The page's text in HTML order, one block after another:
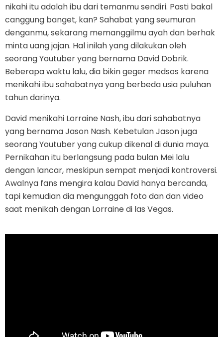
nikahi itu adalah ibu dari temanmu sendiri. Pasti bakal
canggung banget, kan? Sahabat yang seumuran
denganmu, sekarang memanggilmu ayah dan berhak
minta uang jajan. Hal inilah yang dilakukan oleh
seorang Youtuber yang bernama David Dobrik.
Beberapa waktu lalu, dia bikin geger medsos karena
menikahi ibu sahabatnya yang berbeda usia puluhan
tahun darinya.
David menikahi Lorraine Nash, ibu dari sahabatnya
yang bernama Jason Nash. Kebetulan Jason juga
seorang Youtuber yang cukup dikenal di dunia maya.
Pernikahan itu berlangsung pada bulan Mei lalu
dengan lancar, meskipun sempat menjadi kontroversi.
Awalnya fans mengira kalau David hanya bercanda,
tapi kemudian dia mengunggah foto dan dan video
saat menikah dengan Lorraine di las Vegas.